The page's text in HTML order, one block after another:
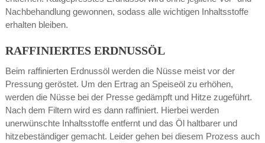
Nachbehandlung gewonnen, sodass alle wichtigen Inhaltsstoffe
erhalten bleiben.
RAFFINIERTES ERDNUSSÖL
Beim raffinierten Erdnussöl werden die Nüsse meist vor der
Pressung geröstet. Um den Ertrag an Speiseöl zu erhöhen,
werden die Nüsse bei der Presse gedämpft und Hitze zugeführt.
Nach dem Filtern wird es dann raffiniert. Hierbei werden
unerwünschte Inhaltsstoffe entfernt und das Öl haltbarer und
hitzebeständiger gemacht. Leider gehen bei diesem Prozess auch